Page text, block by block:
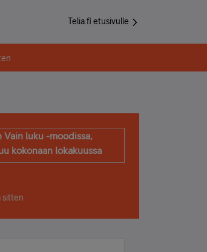
Telia.fi etusivulle
Vain luku -moodissa,
kokonaan lokakuussa
sitten